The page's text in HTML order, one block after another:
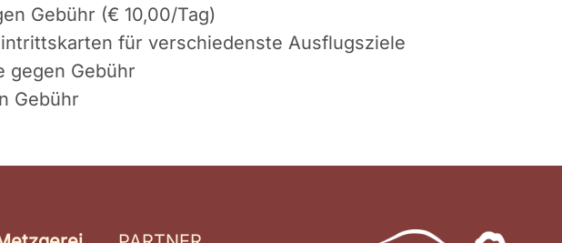
Gebühr (€ 10,00/Tag)
für verschiedenste Ausflugsziele
gegen Gebühr
Gebühr